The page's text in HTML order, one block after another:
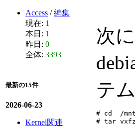
Access /編集
現在: 1
本日: 1
昨日: 0
全体: 3393
最新の15件
2026-06-23
Kernel関連
次
テ
# cd  /
# tar